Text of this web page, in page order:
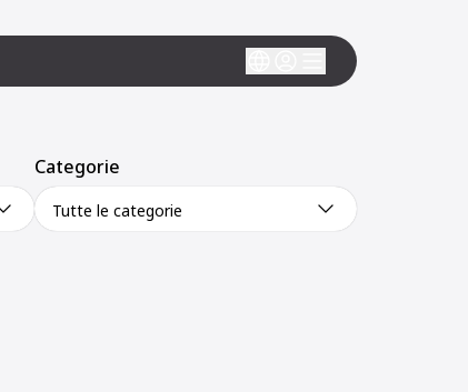
Categorie
Tutte le categorie